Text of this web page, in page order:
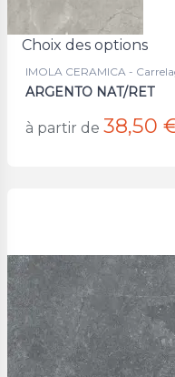
Choix des options
IMOLA CERAMICA -
ARGENTO NAT/RET
à partir de 38,50